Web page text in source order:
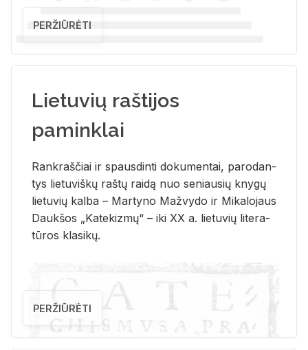
PERŽIŪRĖTI
Lietuvių raštijos
paminklai
Rank­raš­čiai ir spaus­din­ti do­ku­men­tai, pa­ro­dan­
tys lie­tu­viš­kų raš­tų rai­dą nuo se­niau­sių kny­gų
lie­tu­vių kal­ba – Mar­ty­no Ma­žvy­do ir Mi­ka­lo­jaus
Dauk­šos „Ka­te­kiz­mų“ – iki XX a. lie­tu­vių li­te­ra­
tū­ros kla­si­kų.
PERŽIŪRĖTI